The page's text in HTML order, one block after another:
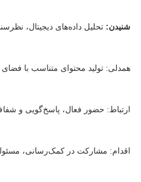
شنیدن: تحلیل داده‌های دیجیتال،
همدلی: تولید محتوای متناسب با
ارتباط: حضور فعال، پاسخ‌گویی و
اقدام: مشارکت در کمک‌رسانی،